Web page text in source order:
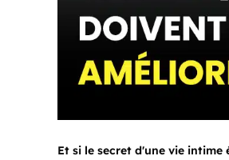
Et si le secret d'une vie